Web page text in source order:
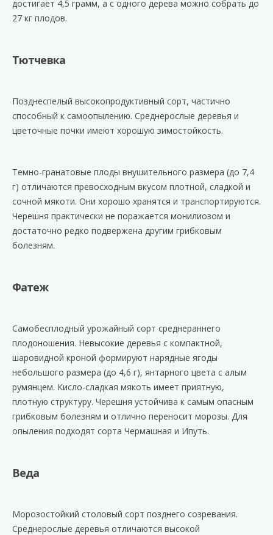
достигает 4,5 грамм, а с одного дерева можно собрать до
27 кг плодов.
Тютчевка
Позднеспелый высокопродуктивный сорт, частично
способный к самоопылению. Среднерослые деревья и
цветочные почки имеют хорошую зимостойкость.
Темно-гранатовые плоды внушительного размера (до 7,4
г) отличаются превосходным вкусом плотной, сладкой и
сочной мякоти. Они хорошо хранятся и транспортируются.
Черешня практически не поражается монилиозом и
достаточно редко подвержена другим грибковым
болезням.
Фатеж
Самобесплодный урожайный сорт среднераннего
плодоношения. Невысокие деревья с компактной,
шаровидной кроной формируют нарядные ягоды
небольшого размера (до 4,6 г), янтарного цвета с алым
румянцем. Кисло-сладкая мякоть имеет приятную,
плотную структуру. Черешня устойчива к самым опасным
грибковым болезням и отлично переносит морозы. Для
опыления подходят сорта Чермашная и Ипуть.
Веда
Морозостойкий столовый сорт позднего созревания.
Среднерослые деревья отличаются высокой